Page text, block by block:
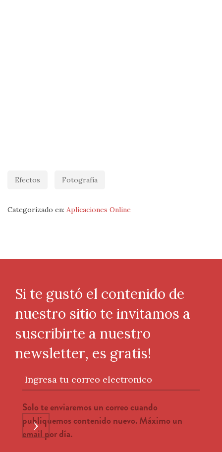
Efectos Fotografía
Categorizado en: Aplicaciones Online
Si te gustó el contenido de
nuestro sitio te invitamos a
suscribirte a nuestro
newsletter, es gratis!
Ingresa tu correo electronico
Solo te enviaremos un correo cuando
publiquemos contenido nuevo. Máximo un
email por día.
›